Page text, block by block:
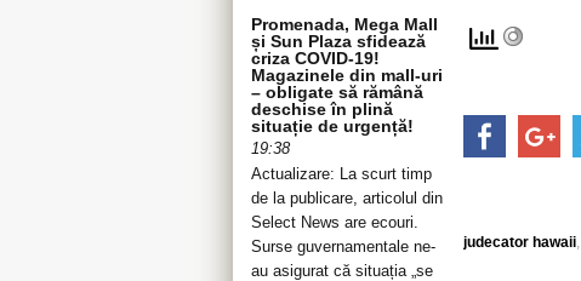
judecator hawaii,
Promenada, Mega Mall
și Sun Plaza sfidează
criza COVID-19!
Magazinele din mall-uri
– obligate să rămână
deschise în plină
situație de urgență!
19:38
Actualizare: La scurt timp
de la publicare, articolul din
Select News are ecouri.
Surse guvernamentale ne-
au asigurat că situația „se